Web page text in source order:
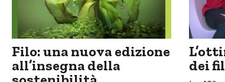
Filo: una nuova edizione
all’insegna della
dei